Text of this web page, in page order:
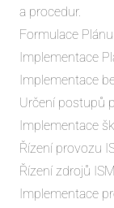
a procedur.
Formulace
Implementace
Implementace
Určení postupů
Implementace
Řízení provozu
Řízení zdrojů
Implementace